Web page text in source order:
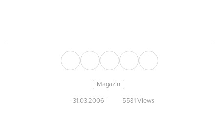
Magazin
31.03.2006 | 5581 Views